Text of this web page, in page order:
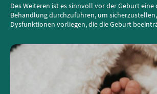
Des Weiteren ist es sinnvoll vor der Geburt
Behandlung durchzuführen, um
Dysfunktionen vorliegen, die die Geburt